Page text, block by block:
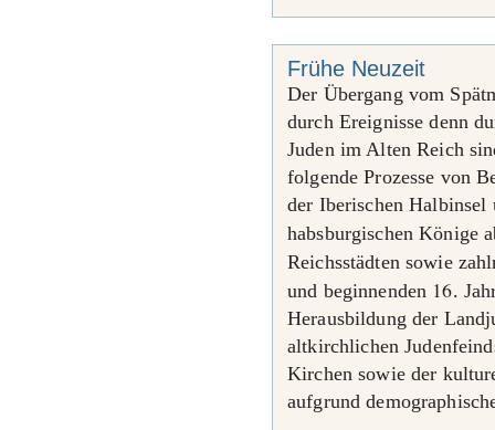
Frühe Neuzeit
Der Übergang vom
durch Ereignisse denn
Juden im Alten Reich
folgende Prozesse von
der Iberischen
habsburgischen Könige
Reichsstädten sowie
und beginnenden 16.
Herausbildung der
altkirchlichen
Kirchen sowie der
aufgrund